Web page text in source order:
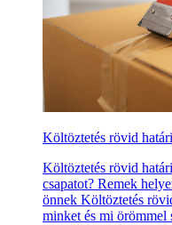
Költöztetés rövid
Költöztetés rövid
csapatot? Remek
önnek Költöztetés
minket és mi örömmel